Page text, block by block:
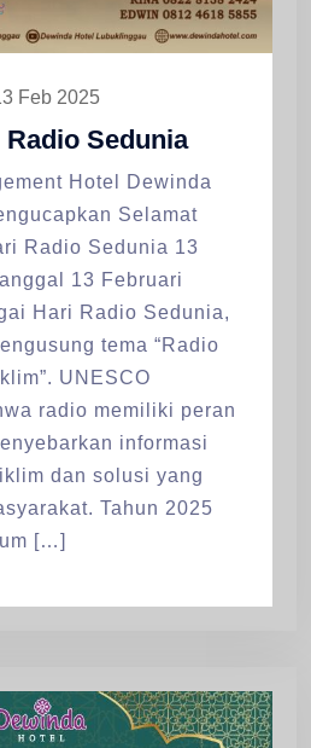
Feb 2025
Sedunia
Hotel Dewinda
Selamat
Radio Sedunia 13
13 Februari
Hari Radio Sedunia,
tema “Radio
UNESCO
radio memiliki peran
informasi
dan solusi yang
Tahun 2025
[…]